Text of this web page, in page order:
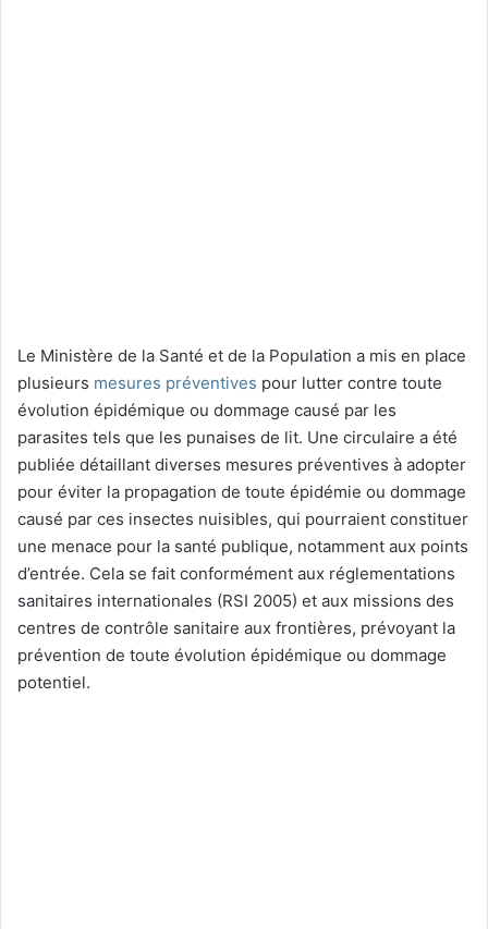
Le Ministère de la Santé et de la Population a mis en place
plusieurs mesures préventives pour lutter contre toute
évolution épidémique ou dommage causé par les
parasites tels que les punaises de lit. Une circulaire a été
publiée détaillant diverses mesures préventives à adopter
pour éviter la propagation de toute épidémie ou dommage
causé par ces insectes nuisibles, qui pourraient constituer
une menace pour la santé publique, notamment aux points
d’entrée. Cela se fait conformément aux réglementations
sanitaires internationales (RSI 2005) et aux missions des
centres de contrôle sanitaire aux frontières, prévoyant la
prévention de toute évolution épidémique ou dommage
potentiel.